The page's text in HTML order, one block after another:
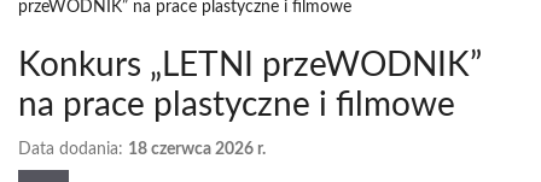
przeWODNIK” na prace plastyczne i filmowe
Konkurs „LETNI przeWODNIK”
na prace plastyczne i filmowe
Data dodania: 18 czerwca 2026 r.